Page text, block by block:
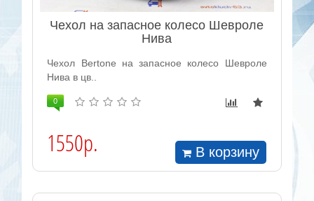
Чехол на запасное колесо Шевроле
Нива
Чехол Bertone на запасное колесо Шевроле
Нива в цв..
0
1550р. В корзину